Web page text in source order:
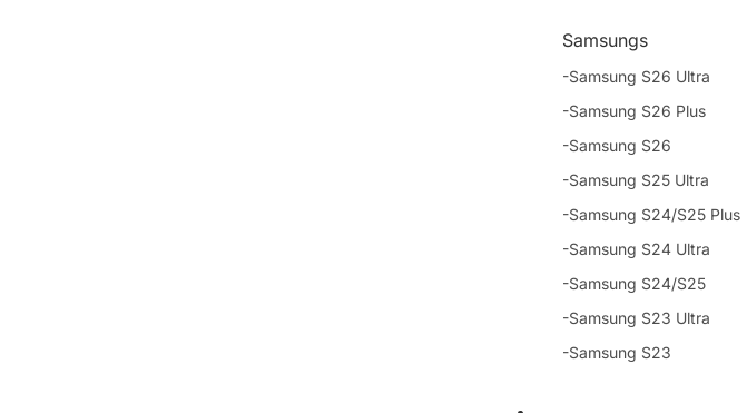
Samsungs
-Samsung S26 Ultra
-Samsung S26 Plus
-Samsung S26
-Samsung S25 Ultra
-Samsung S24/S25 Plus
-Samsung S24 Ultra
-Samsung S24/S25
-Samsung S23 Ultra
-Samsung S23